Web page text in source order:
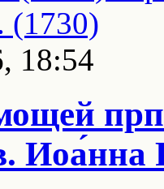
18:54
Иоа́нна